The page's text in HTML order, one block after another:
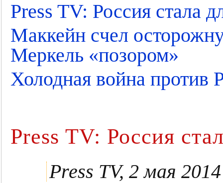
Press TV: Россия стала
Маккейн cчел
Меркель «позором»
Холодная война против
Press TV: Россия
Press TV, 2 мая 2014